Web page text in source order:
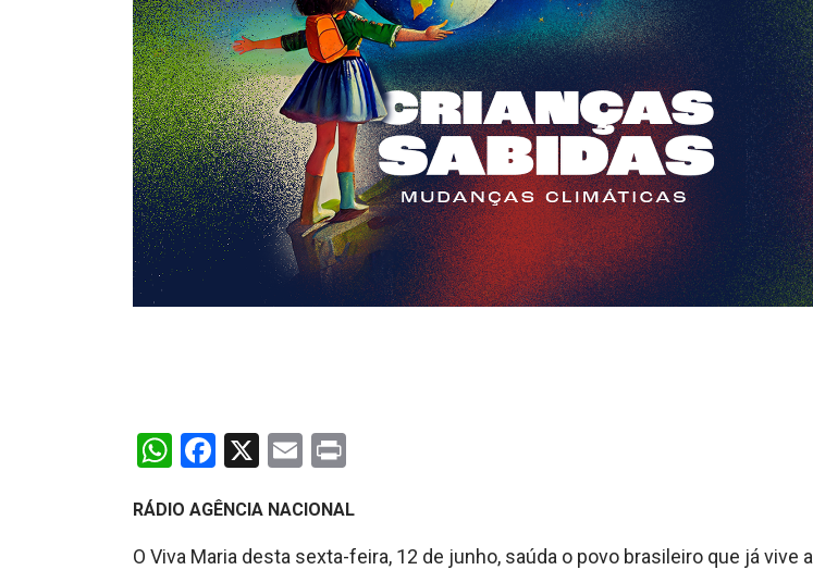
WhatsApp
Facebook
X Email
RÁDIO AGÊNCIA NACIONAL
O Viva Maria desta sexta-feira, 12 de junho, saúda o povo brasileiro que já vive a